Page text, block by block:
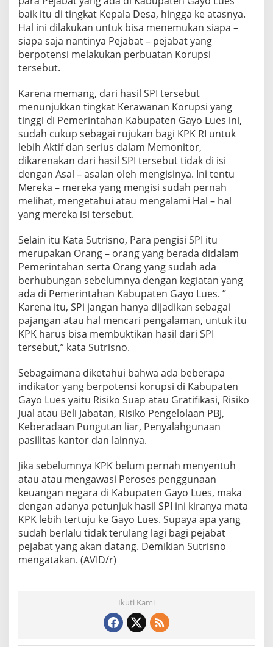
i
baik itu di tingkat Kepala Desa, hingga ke atasnya.
Hal ini dilakukan untuk bisa menemukan siapa –
siapa saja nantinya Pejabat – pejabat yang
berpotensi melakukan perbuatan Korupsi
tersebut.
Karena memang, dari hasil SPI tersebut
menunjukkan tingkat Kerawanan Korupsi yang
tinggi di Pemerintahan Kabupaten Gayo Lues ini,
sudah cukup sebagai rujukan bagi KPK RI untuk
lebih Aktif dan serius dalam Memonitor,
dikarenakan dari hasil SPI tersebut tidak di isi
dengan Asal – asalan oleh mengisinya. Ini tentu
Mereka – mereka yang mengisi sudah pernah
melihat, mengetahui atau mengalami Hal – hal
yang mereka isi tersebut.
Selain itu Kata Sutrisno, Para pengisi SPI itu
merupakan Orang – orang yang berada didalam
Pemerintahan serta Orang yang sudah ada
berhubungan sebelumnya dengan kegiatan yang
ada di Pemerintahan Kabupaten Gayo Lues. ”
Karena itu, SPi jangan hanya dijadikan sebagai
pajangan atau hal mencari pengalaman, untuk itu
KPK harus bisa membuktikan hasil dari SPI
tersebut,” kata Sutrisno.
Sebagaimana diketahui bahwa ada beberapa
indikator yang berpotensi korupsi di Kabupaten
Gayo Lues yaitu Risiko Suap atau Gratifikasi, Risiko
Jual atau Beli Jabatan, Risiko Pengelolaan PBJ,
Keberadaan Pungutan liar, Penyalahgunaan
pasilitas kantor dan lainnya.
Jika sebelumnya KPK belum pernah menyentuh
atau atau mengawasi Peroses penggunaan
keuangan negara di Kabupaten Gayo Lues, maka
dengan adanya petunjuk hasil SPI ini kiranya mata
KPK lebih tertuju ke Gayo Lues. Supaya apa yang
sudah berlalu tidak terulang lagi bagi pejabat
pejabat yang akan datang. Demikian Sutrisno
mengatakan. (AVID/r)
Ikuti Kami